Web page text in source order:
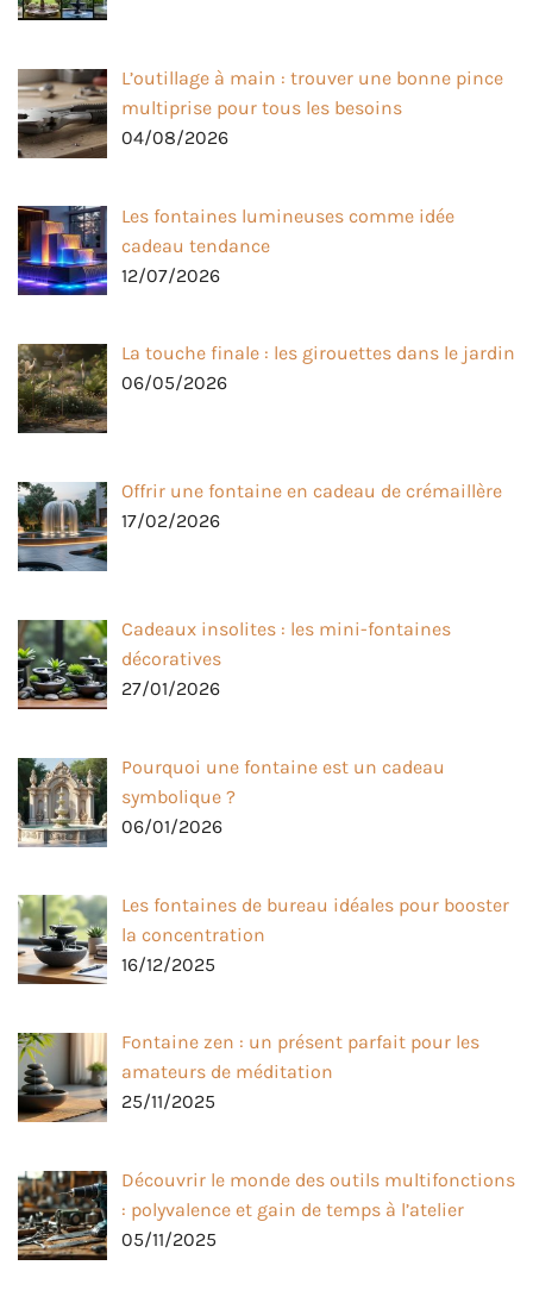
L’outillage à main : trouver une bonne pince
multiprise pour tous les besoins
04/08/2026
Les fontaines lumineuses comme idée
cadeau tendance
12/07/2026
La touche finale : les girouettes dans le jardin
06/05/2026
Offrir une fontaine en cadeau de crémaillère
17/02/2026
Cadeaux insolites : les mini-fontaines
décoratives
27/01/2026
Pourquoi une fontaine est un cadeau
symbolique ?
06/01/2026
Les fontaines de bureau idéales pour booster
la concentration
16/12/2025
Fontaine zen : un présent parfait pour les
amateurs de méditation
25/11/2025
Découvrir le monde des outils multifonctions
: polyvalence et gain de temps à l’atelier
05/11/2025